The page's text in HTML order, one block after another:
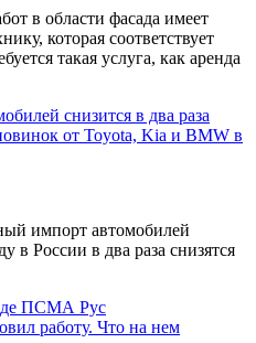
в области фасада имеет
которая соответствует
такая услуга, как аренда
от Toyota, Kia и BMW в
импорт автомобилей
в России в два раза снизятся
работу. Что на нем